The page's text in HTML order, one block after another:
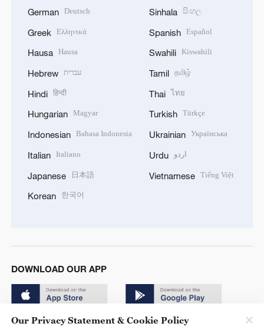
German Deutsch
Greek Ελληνικά
Hausa Hausa
Hebrew עברית
Hindi हिन्दी
Hungarian Magyar
Indonesian Bahasa Indonesia
Italian Italiano
Japanese 日本語
Korean 한국어
Sinhala සිංහල
Spanish Español
Swahili Kiswahili
Tamil தமிழ்
Thai ไทย
Turkish Türkçe
Ukrainian Українська
Urdu اردو
Vietnamese Tiếng Việt
DOWNLOAD OUR APP
Our Privacy Statement & Cookie Policy